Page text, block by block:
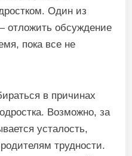
Один из
обсуждение
пока все не
в причинах
Возможно, за
усталость,
трудности.